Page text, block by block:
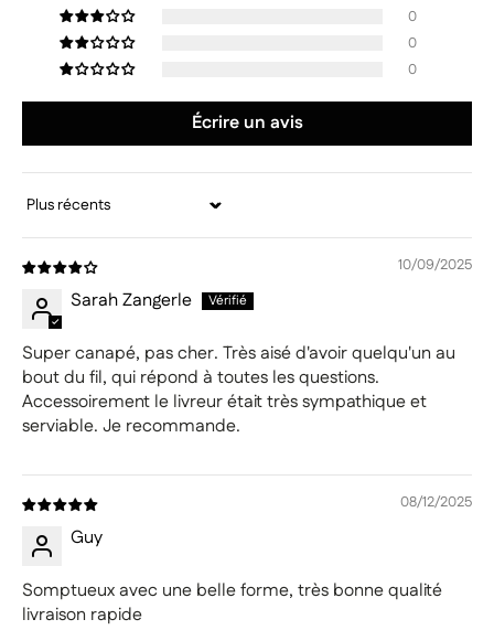
0
0
0
Écrire un avis
Sort by
10/09/2025
Sarah Zangerle
Super canapé, pas cher. Très aisé d'avoir quelqu'un au
bout du fil, qui répond à toutes les questions.
Accessoirement le livreur était très sympathique et
serviable. Je recommande.
08/12/2025
Guy
Somptueux avec une belle forme, très bonne qualité
livraison rapide